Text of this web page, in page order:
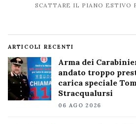
SCATTARE IL PIANO ESTIVO
ARTICOLI RECENTI
Arma dei
andato troppo
carica speciale
Stracqualursi
06 AGO 2026